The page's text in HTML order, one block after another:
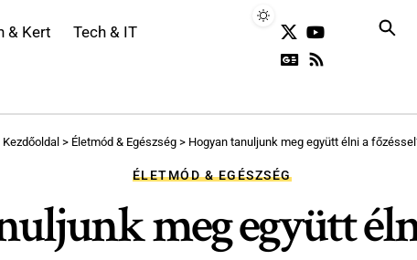
& Kert Tech & IT
Kezdőoldal > Életmód & Egészség > Hogyan tanuljunk meg együtt élni a
ÉLETMÓD & EGÉSZSÉG
meg együtt